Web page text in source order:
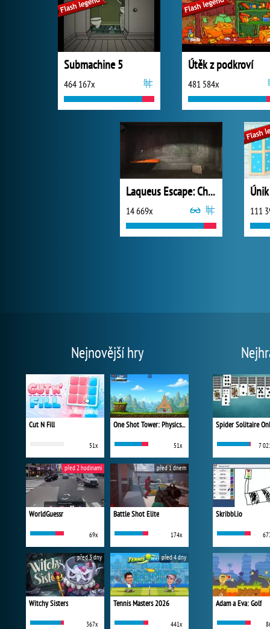
Submachine 5
464 167x
Útěk z podkroví
481 584x
Laqueus Escape: Chapter 1
14 669x 111
Nejnovější hry
Cut N Fill
51x
One Shot Tower: Physics Destroyer
51x
WorldGuessr
69x
před 2 hodinami
Battle Shot Elite
174x
před 1 dnem
Witchy Sisters
367x
před 3 dny
Tennis Masters 2026
441x
před 4 dny
Spider Solitaire
7
Skribbl.io
Adam a Eva: Golf